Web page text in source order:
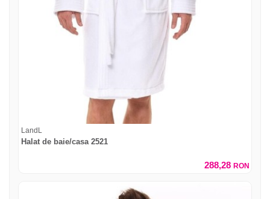
LandL
Halat de baie/casa 2521
288,28 RON